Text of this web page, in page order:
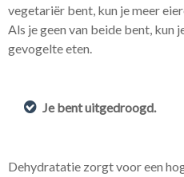
vegetariër bent, kun je meer
Als je geen van beide bent, kun
gevogelte eten.
Je bent uitgedroogd.
Dehydratatie zorgt voor een